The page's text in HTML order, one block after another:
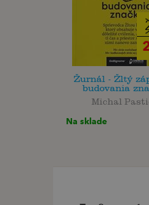
Žurnál - Žltý
budovania
Michal
Na sklade